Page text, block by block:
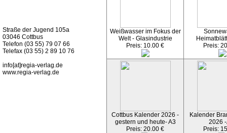
Straße der Jugend 105a
03046 Cottbus
Telefon (03 55) 79 07 66
Telefax (03 55) 2 89 10 76
info[at]regia-verlag.de
www.regia-verlag.de
Weißwasser im Fokus der
Welt - Glasindustrie
Preis: 10.00 €
Preis:
Cottbus Kalender 2026 -
gestern und heute- A3
Preis: 20.00 €
Kalender
2026
Preis: